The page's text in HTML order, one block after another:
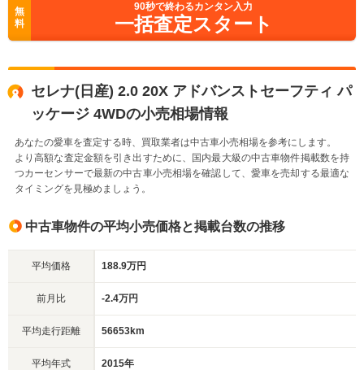
無
料
90秒で終わるカンタン入力
一括査定スタート
セレナ(日産) 2.0 20X アドバンストセーフティ パ
ッケージ 4WDの小売相場情報
あなたの愛車を査定する時、買取業者は中古車小売相場を参考にします。
より高額な査定金額を引き出すために、国内最大級の中古車物件掲載数を持
つカーセンサーで最新の中古車小売相場を確認して、愛車を売却する最適な
タイミングを見極めましょう。
中古車物件の平均小売価格と掲載台数の推移
平均価格 188.9万円
前月比 -2.4万円
平均走行距離 56653km
平均年式 2015年